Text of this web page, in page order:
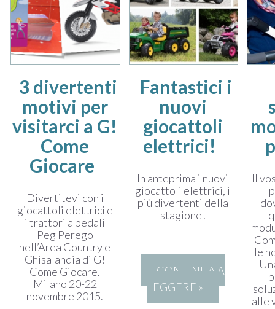
3 divertenti
motivi per
visitarci a G!
Come
Giocare
Divertitevi con i
giocattoli elettrici e
i trattori a pedali
Peg Perego
nell’Area Country e
Ghisalandia di G!
Come Giocare.
Milano 20-22
novembre 2015.
Fantastici i
nuovi
giocattoli
elettrici!
In anteprima i nuovi
giocattoli elettrici, i
più divertenti della
stagione!
CONTINUA A
LEGGERE »
Il
le
alle